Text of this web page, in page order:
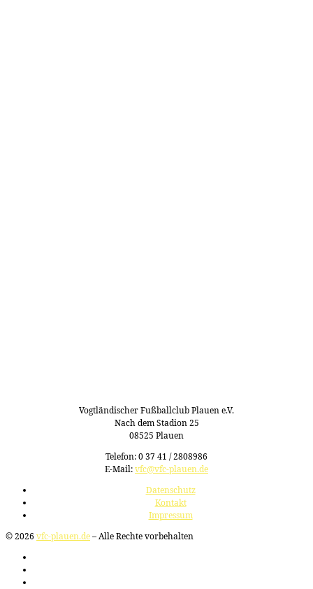
Vogtländischer Fußballclub Plauen e.V.
Nach dem Stadion 25
08525 Plauen
Telefon: 0 37 41 / 2808986
E-Mail:vfc@vfc-plauen.de
Datenschutz
Kontakt
Impressum
© 2026 vfc-plauen.de– Alle Rechte vorbehalten